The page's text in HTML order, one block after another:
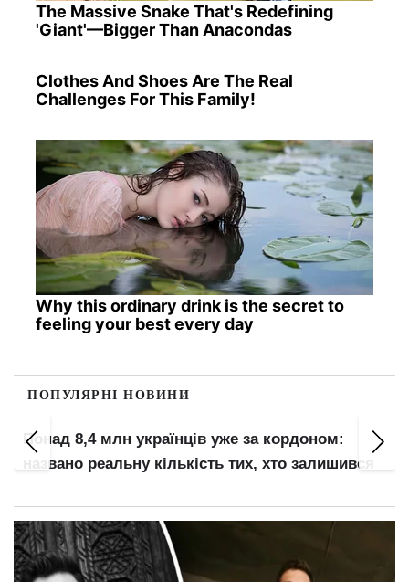
The Massive Snake That's Redefining
'Giant'—Bigger Than Anacondas
Clothes And Shoes Are The Real
Challenges For This Family!
Why this ordinary drink is the secret to
feeling your best every day
ПОПУЛЯРНІ НОВИНИ
Понад 8,4 млн українців уже за кордоном:
названо реальну кількість тих, хто залишився